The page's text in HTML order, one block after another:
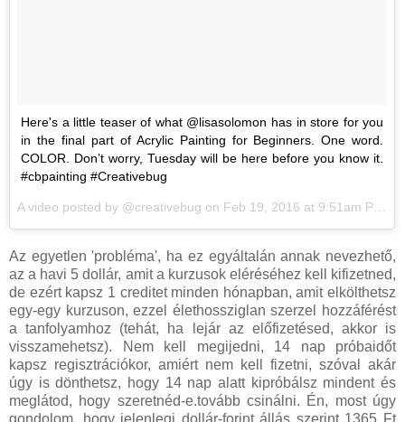
Here's a little teaser of what @lisasolomon has in store for you
in the final part of Acrylic Painting for Beginners. One word.
COLOR. Don’t worry, Tuesday will be here before you know it.
#cbpainting #Creativebug
A video posted by @creativebug on Feb 19, 2016 at 9:51am PST
Az egyetlen 'probléma', ha ez egyáltalán annak nevezhető,
az a havi 5 dollár, amit a kurzusok eléréséhez kell kifizetned,
de ezért kapsz 1 creditet minden hónapban, amit elkölthetsz
egy-egy kurzuson, ezzel élethossziglan szerzel hozzáférést
a tanfolyamhoz (tehát, ha lejár az előfizetésed, akkor is
visszamehetsz). Nem kell megijedni, 14 nap próbaidőt
kapsz regisztrációkor, amiért nem kell fizetni, szóval akár
úgy is dönthetsz, hogy 14 nap alatt kipróbálsz mindent és
meglátod, hogy szeretnéd-e.tovább csinálni. Én, most úgy